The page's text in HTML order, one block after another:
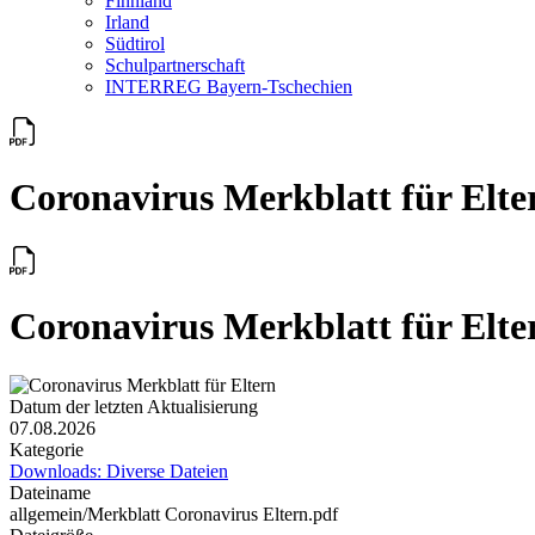
Irland
Südtirol
Schul­partner­schaft
INTERREG Bayern-Tschechien
Coronavirus Merkblatt für
Coronavirus Merkblatt für
Datum der letzten Aktualisierung
07.08.2026
Kategorie
Downloads: Diverse Dateien
Dateiname
allgemein/Merkblatt Coronavirus Eltern.pdf